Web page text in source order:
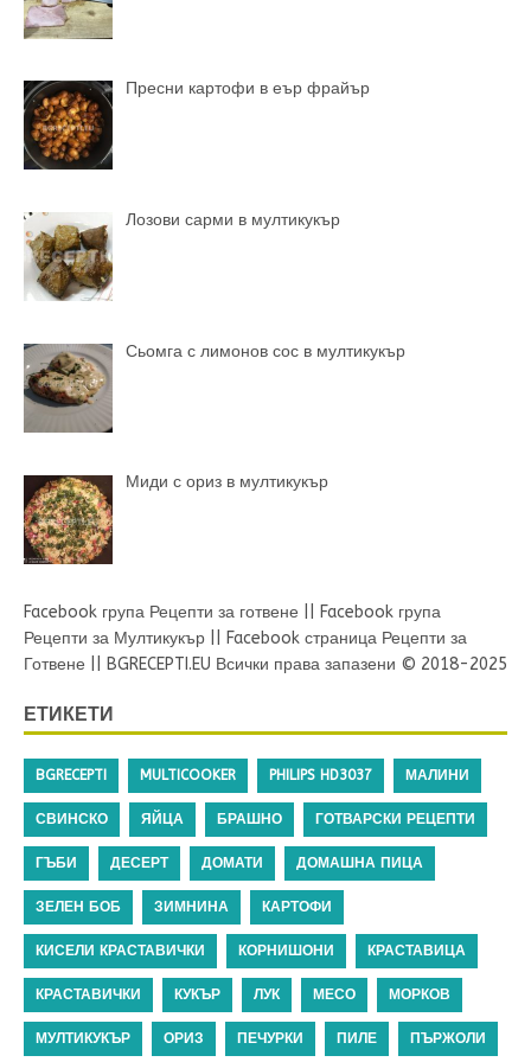
Пресни картофи в еър фрайър
Лозови сарми в мултикукър
Сьомга с лимонов сос в мултикукър
Миди с ориз в мултикукър
Facebook група Рецепти за готвене
Facebook група
Рецепти за Мултикукър
Facebook страница Рецепти за
Готвене
BGRECEPTI.EU Всички права запазени © 2018-2025
ЕТИКЕТИ
BGRECEPTI MULTICOOKER PHILIPS HD3037 МАЛИНИ
СВИНСКО ЯЙЦА БРАШНО ГОТВАРСКИ РЕЦЕПТИ
ГЪБИ ДЕСЕРТ ДОМАТИ ДОМАШНА ПИЦА
ЗЕЛЕН БОБ ЗИМНИНА КАРТОФИ
КИСЕЛИ КРАСТАВИЧКИ КОРНИШОНИ КРАСТАВИЦА
КРАСТАВИЧКИ КУКЪР ЛУК МЕСО МОРКОВ
МУЛТИКУКЪР ОРИЗ ПЕЧУРКИ ПИЛЕ ПЪРЖОЛИ